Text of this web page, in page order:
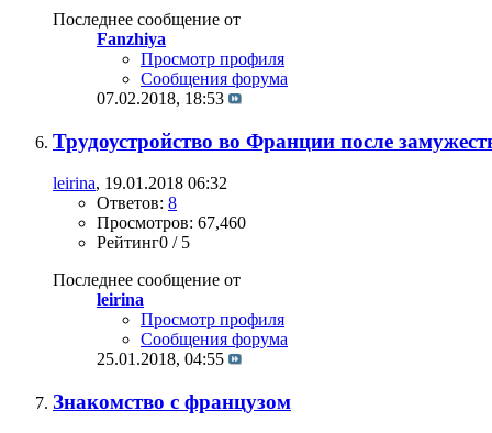
Последнее сообщение от
Fanzhiya
Просмотр профиля
Сообщения форума
07.02.2018, 18:53
Трудоустройство во Франции после
leirina, 19.01.2018 06:32
Ответов: 8
Просмотров: 67,460
Рейтинг0 / 5
Последнее сообщение от
leirina
Просмотр профиля
Сообщения форума
25.01.2018, 04:55
Знакомство с французом